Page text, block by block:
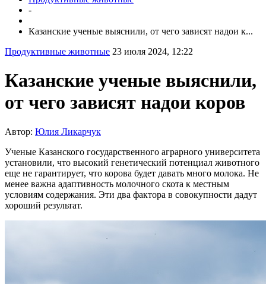
-
Казанские ученые выяснили, от чего зависят надои к...
Продуктивные животные 23 июля 2024, 12:22
Казанские ученые выяснили,
от чего зависят надои коров
Автор: Юлия Ликарчук
Ученые Казанского государственного аграрного университета
установили, что высокий генетический потенциал животного
еще не гарантирует, что корова будет давать много молока. Не
менее важна адаптивность молочного скота к местным
условиям содержания. Эти два фактора в совокупности дадут
хороший результат.